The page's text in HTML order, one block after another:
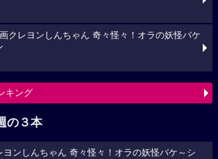
クレヨンしんちゃん 奇々怪々！オラの妖怪バケ
キング
の３本
ヨンしんちゃん 奇々怪々！オラの妖怪バケ～シ